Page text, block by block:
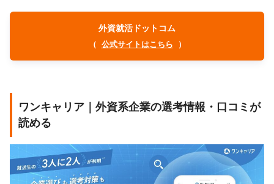
外資就活ドットコム
（ 公式サイトはこちら ）
ワンキャリア｜外資系企業の選考情報・口コミが
読める